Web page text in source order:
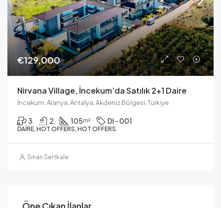
€129,000
Nirvana Village, İncekum’da Satılık 2+1 Daire
İncekum, Alanya, Antalya, Akdeniz Bölgesi, Türkiye
3 2 105m² DI - 001
DAIRE, HOT OFFERS, HOT OFFERS
Sinan Sertkale